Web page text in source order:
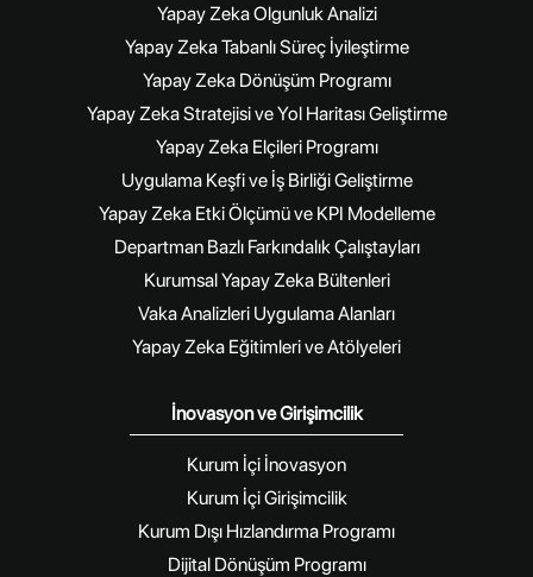
Yapay Zeka Olgunluk Analizi
Yapay Zeka Tabanlı Süreç İyileştirme
Yapay Zeka Dönüşüm Programı
Yapay Zeka Stratejisi ve Yol Haritası Geliştirme
Yapay Zeka Elçileri Programı
Uygulama Keşfi ve İş Birliği Geliştirme
Yapay Zeka Etki Ölçümü ve KPI Modelleme
Departman Bazlı Farkındalık Çalıştayları
Kurumsal Yapay Zeka Bültenleri
Vaka Analizleri Uygulama Alanları
Yapay Zeka Eğitimleri ve Atölyeleri
İnovasyon ve Girişimcilik
Kurum İçi İnovasyon
Kurum İçi Girişimcilik
Kurum Dışı Hızlandırma Programı
Dijital Dönüşüm Programı